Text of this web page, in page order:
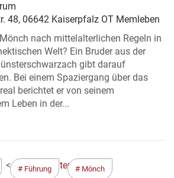
48, 06642 Kaiserpfalz OT Memleben
nach mittelalterlichen Regeln in
Welt? Ein Bruder aus der
gibt darauf
Bei einem Spaziergang über das
berichtet er von seinem
Leben in der...
Führung Mönch
< ZurückWeiter >